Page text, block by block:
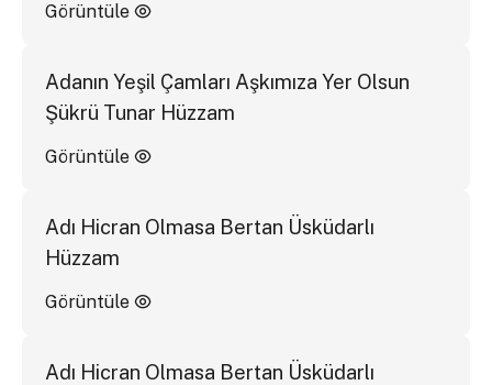
Görüntüle
Adanın Yeşil Çamları Aşkımıza Yer Olsun
Şükrü Tunar Hüzzam
Görüntüle
Adı Hicran Olmasa Bertan Üsküdarlı
Hüzzam
Görüntüle
Adı Hicran Olmasa Bertan Üsküdarlı